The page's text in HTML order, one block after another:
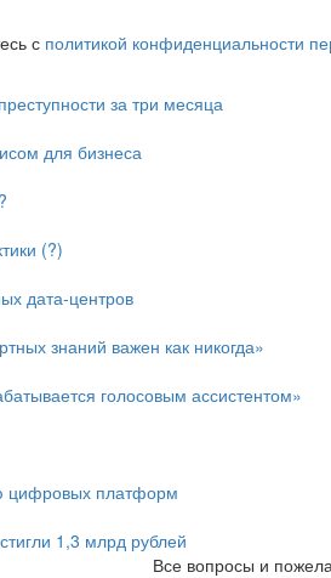
с политикой конфиденциальности
за три месяца
для бизнеса
(?)
дата-центров
знаний важен как никогда»
голосовым ассистентом»
цифровых платформ
1,3 млрд рублей
Все вопросы и